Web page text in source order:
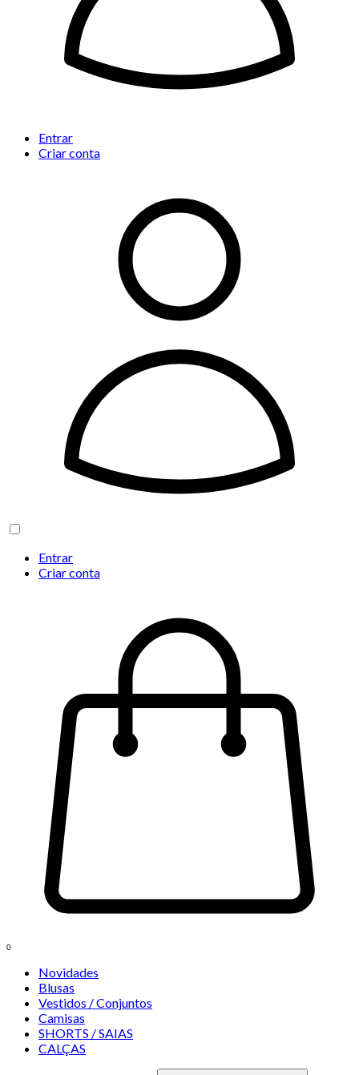
Entrar
Criar conta
Entrar
Criar conta
0
Novidades
Blusas
Vestidos / Conjuntos
Camisas
SHORTS / SAIAS
CALÇAS